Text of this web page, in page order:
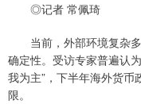
◎记者 常佩琦
当前，外部环境复杂多
确定性。受访专家普遍认
我为主”，下半年海外货
限。